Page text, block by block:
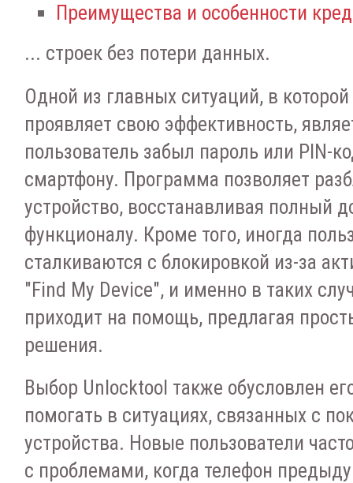
Преимущества и особенности
... строек без потери данных.
Одной из главных ситуаций, в которой
проявляет свою эффективность,
пользователь забыл пароль или PIN-
смартфону. Программа позволяет
устройство, восстанавливая полный
функционалу. Кроме того, иногда
сталкиваются с блокировкой из-за
"Find My Device", и именно в таких
приходит на помощь, предлагая
решения.
Выбор Unlocktool также обусловлен
помогать в ситуациях, связанных с
устройства. Новые пользователи
с проблемами, когда телефон